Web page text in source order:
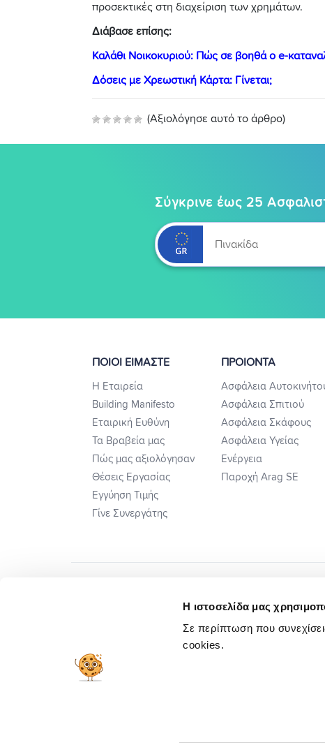
Η ιστοσελίδα μας
Σε περίπτωση που
cookies.
προσεκτικές στη διαχείριση των χρημάτων.
Διάβασε επίσης:
Καλάθι Νοικοκυριού: Πώς σε βοηθά ο e-
Δόσεις με Χρεωστική Κάρτα: Γίνεται;
(Αξιολόγησε αυτό το άρθρο)
Σύγκρινε έως 25
ΠΟΙΟΙ ΕΙΜΑΣΤΕ
Η Εταιρεία
Building Manifesto
Εταιρική Ευθύνη
Τα Βραβεία μας
Πώς μας αξιολόγησαν
Θέσεις Εργασίας
Εγγύηση Τιμής
Γίνε Συνεργάτης
ΠΡΟΙΟΝΤΑ
Ασφάλεια
Ασφάλεια Σπιτιού
Ασφάλεια Σκάφους
Ασφάλεια Υγείας
Ενέργεια
Παροχή Arag SE